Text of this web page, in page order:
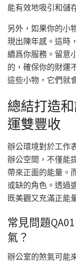
能有效地吸引和儲
另外，如果你的小
現出陳年感。這時
續爲你服務。留意
的，確保你的財運
這些小物，它們就
總結打造
運雙豐收
辦公環境對於工作
辦公空間，不僅能
帶來正面的能量。
或缺的角色。透過
既美觀又充滿正能
常見問題
氣？
辦公室的煞氣可能